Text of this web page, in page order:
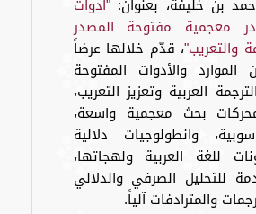
بن خليفة، بعنوان:"أدوات
معجمية مفتوحة المصدر
والتعريب"، قدّم خلالها عرضاً
والأدوات المفتوحة
العربية وتعزيز التعريب،
بحث معجمية واسعة،
وانطولوجيات دلالية
للغة العربية ولهجاتها،
للتحليل الصرفي والدلالي
والمترادفات آلياً.